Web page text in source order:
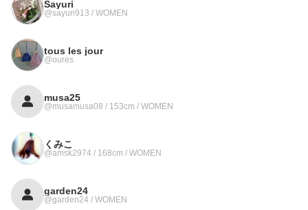
Sayuri
@sayuri913 / WOMEN
tous les jour
@oures
musa25
@musamusa08 / 153cm / WOMEN
くみこ
@amsk2974 / 168cm / WOMEN
garden24
@garden24 / WOMEN